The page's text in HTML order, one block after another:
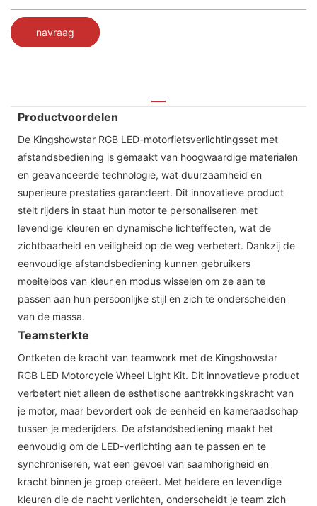
navraag
Productvoordelen
De Kingshowstar RGB LED-motorfietsverlichtingsset met
afstandsbediening is gemaakt van hoogwaardige materialen
en geavanceerde technologie, wat duurzaamheid en
superieure prestaties garandeert. Dit innovatieve product
stelt rijders in staat hun motor te personaliseren met
levendige kleuren en dynamische lichteffecten, wat de
zichtbaarheid en veiligheid op de weg verbetert. Dankzij de
eenvoudige afstandsbediening kunnen gebruikers
moeiteloos van kleur en modus wisselen om ze aan te
passen aan hun persoonlijke stijl en zich te onderscheiden
van de massa.
Teamsterkte
Ontketen de kracht van teamwork met de Kingshowstar
RGB LED Motorcycle Wheel Light Kit. Dit innovatieve product
verbetert niet alleen de esthetische aantrekkingskracht van
je motor, maar bevordert ook de eenheid en kameraadschap
tussen je mederijders. De afstandsbediening maakt het
eenvoudig om de LED-verlichting aan te passen en te
synchroniseren, wat een gevoel van saamhorigheid en
kracht binnen je groep creëert. Met heldere en levendige
kleuren die de nacht verlichten, onderscheidt je team zich